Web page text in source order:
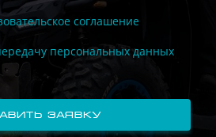
соглашение
персональных данных
заявку